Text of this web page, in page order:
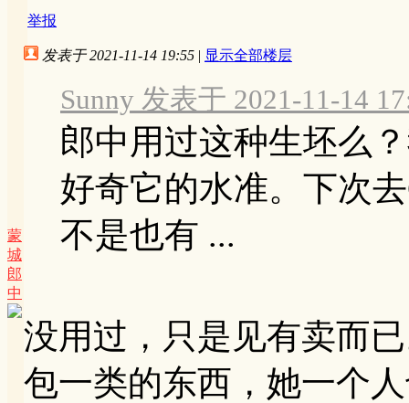
举报
蒙
城
郎
中
发表于 2021-11-14 19:55 | 显示全部楼层
Sunny 发表于 2021-11-14
郎中用过这种生坯么
好奇它的水准。下次
不是也有 ...
没用过，只是见有卖而
包一类的东西，她一个